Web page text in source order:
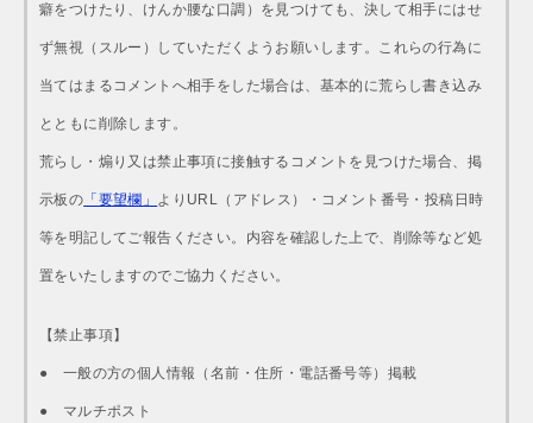
癖をつけたり、けんか腰な口調）を見つけても、決して相手にはせ
ず無視（スルー）していただくようお願いします。これらの行為に
当てはまるコメントへ相手をした場合は、基本的に荒らし書き込み
とともに削除します。
荒らし・煽り又は禁止事項に接触するコメントを見つけた場合、掲
示板の 「要望欄」 よりURL（アドレス）・コメント番号・投稿日時
等を明記してご報告ください。内容を確認した上で、削除等など処
置をいたしますのでご協力ください。
【禁止事項】
● 一般の方の個人情報（名前・住所・電話番号等）掲載
● マルチポスト